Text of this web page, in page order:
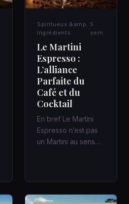
Spiritueux &amp;
Ingrédients
5
sem.
Le Martini
Espresso :
L’alliance
Parfaite du
Café et du
Cocktail
En bref Le Martini
Espresso n’est pas
un Martini au sens